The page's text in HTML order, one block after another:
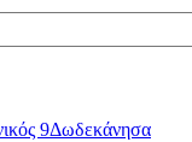
9Δωδεκάνησα